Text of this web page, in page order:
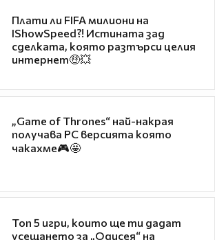
Плати ли FIFA милиони на
IShowSpeed?! Истината зад
сделката, която разтърси целия
интернет🤑💥
„Game of Thrones“ най-накрая
получава PC версията която
чакахме🎮🤩
Топ 5 игри, които ще ти дадат
усещането за „Одисея“ на